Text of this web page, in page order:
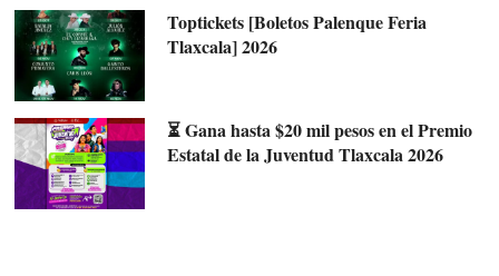
Toptickets [Boletos Palenque Feria
Tlaxcala] 2026
⏳ Gana hasta $20 mil pesos en el Premio
Estatal de la Juventud Tlaxcala 2026